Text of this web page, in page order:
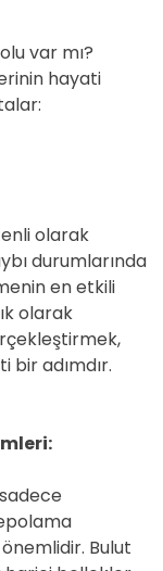
var mı?
hayati
olarak
durumlarında
en etkili
olarak
bir adımdır.
Bulut